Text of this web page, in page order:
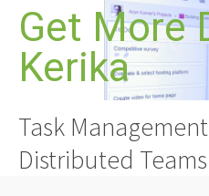
Skoči
sadržaja
Get More
Kerika
Task
Distributed Teams